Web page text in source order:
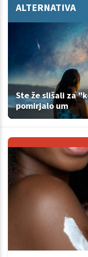
ALTERNATIVA
Ste že slišali za
pomirjalo um